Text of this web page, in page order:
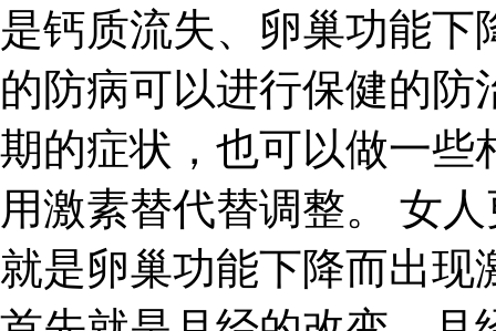
是钙质流失、卵巢功能
的防病可以进行保健的
期的症状，也可以做一些
用激素替代替调整。 女
就是卵巢功能下降而出现